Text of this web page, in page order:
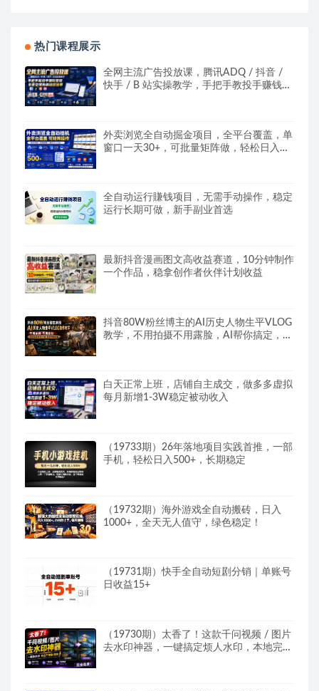
热门课程展示
全网主流广告投放课，腾讯ADQ / 抖音 /
快手 / B 站实操教学，手把手教投手赚钱变
外卖浏览全自动掘金项目，全平台覆盖，单
窗口一天30+，可批量矩阵做，轻松日入
全自动运行賺钱项目，无需手动操作，稳定
运行长期可做，新手副业首选
最新抖音漫画图文高收益赛道，10分钟制作
一个作品，稳拿创作者伙伴计划收益
抖音80W粉丝博主的AI历史人物生平VLOG
教学，不用拍摄不用露脸，AI帮你搞定，轻
白天正常上班，店铺自主成交，做多多虚拟
每月新增1-3W稳定被动收入
（19733期）26年落地项目实践首推，一部
手机，轻松日入500+，长期稳定
（19732期）海外游戏全自动搬砖，日入
1000+，全天无人值守，绿色稳定！
（19731期）快手全自动短剧分销｜单账号
日收益15+
（19730期）太香了！这款千问视频 / 图片
去水印神器，一键搞定烦人水印，本地完全